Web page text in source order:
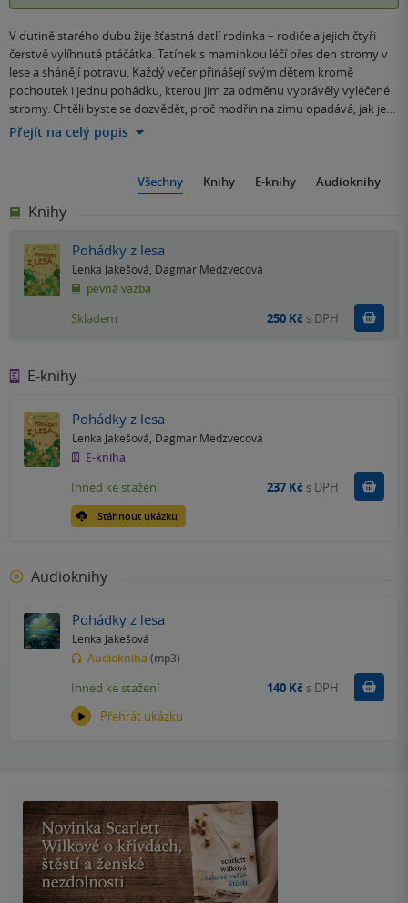
V dutině starého dubu žije šťastná datlí rodinka – rodiče a jejich čtyři
čerstvě vylíhnutá ptáčátka. Tatínek s maminkou léčí přes den stromy v
lese a shánějí potravu. Každý večer přinášejí svým dětem kromě
pochoutek i jednu pohádku, kterou jim za odměnu vyprávěly vyléčené
stromy. Chtěli byste se dozvědět, proč modřín na zimu opadává, jak je…
Přejít na celý popis
Všechny Knihy E-knihy Audioknihy
Knihy
Pohádky z lesa
Lenka Jakešová Dagmar Medzvecová
pevná vazba
Skladem 250 Kč s DPH
E-knihy
Pohádky z lesa
Lenka Jakešová Dagmar Medzvecová
E-kniha
Stáhnout ukázku
Ihned ke stažení 237 Kč s DPH Koupit
Audioknihy
Pohádky z lesa
Lenka Jakešová
Audiokniha (mp3)
Přehrát ukázku
Ihned ke stažení 140 Kč s DPH Koupit